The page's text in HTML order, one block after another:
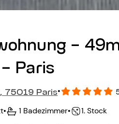
-
Paris
75019 Paris•
• 1 Badezimmer•
1. Stock